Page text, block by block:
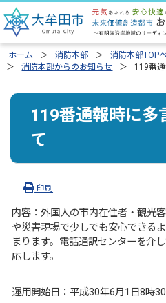
ホーム 消防本部 消防本部TOP
消防本部からのお知らせ
119番
119番通報時に多
て
印刷
内容：外国人の市内在住者・観光
や災害現場で少しでも安心できる
まります。電話通訳センターを介
応します。
運用開始日：平成30年6月1日8時